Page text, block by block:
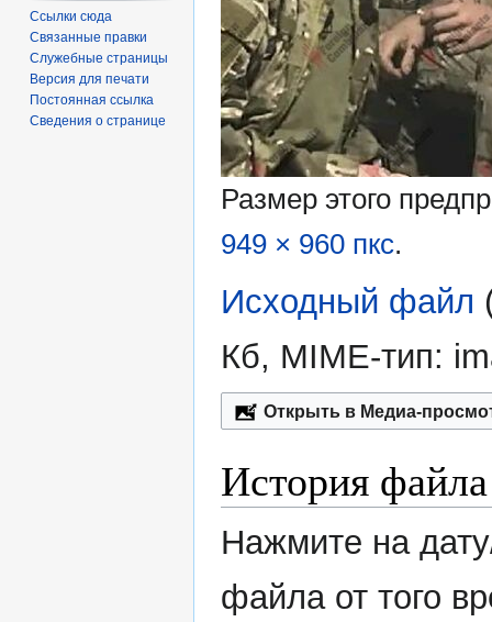
Размер этого
949 × 960 пкс.
Исходный файл
Кб, MIME-тип:
Открыть в Медиа-
История файла
Нажмите на
файла от того
Ссылки сюда
Связанные правки
Служебные страницы
Версия для печати
Постоянная ссылка
Сведения о странице